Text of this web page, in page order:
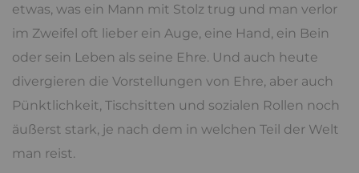
etwas, was ein Mann mit Stolz trug und man verlor
im Zweifel oft lieber ein Auge, eine Hand, ein Bein
oder sein Leben als seine Ehre. Und auch heute
divergieren die Vorstellungen von Ehre, aber auch
Pünktlichkeit, Tischsitten und sozialen Rollen noch
äußerst stark, je nach dem in welchen Teil der Welt
man reist.